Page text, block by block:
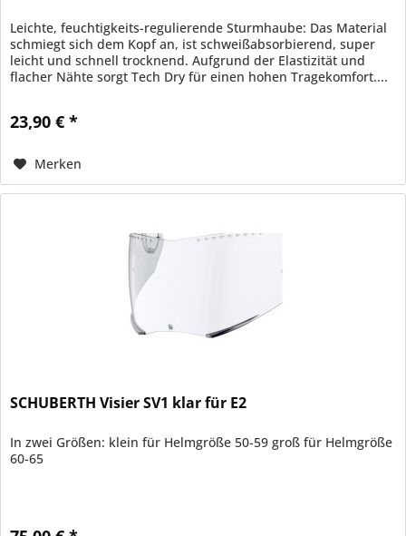
Leichte, feuchtigkeits-regulierende Sturmhaube: Das Material
schmiegt sich dem Kopf an, ist schweißabsorbierend, super
leicht und schnell trocknend. Aufgrund der Elastizität und
flacher Nähte sorgt Tech Dry für einen hohen Tragekomfort....
23,90 € *
Merken
SCHUBERTH Visier SV1 klar für E2
In zwei Größen: klein für Helmgröße 50-59 groß für Helmgröße
60-65